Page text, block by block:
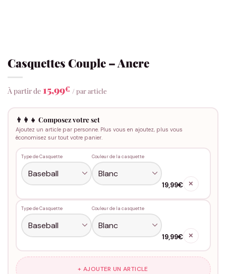
Casquettes Couple – Ancre
À partir de 15,99€ / par article
👨‍👩‍👧 Composez votre set
Ajoutez un article par personne. Plus vous en ajoutez, plus vous
économisez sur tout votre panier.
Type de Casquette Couleur de la casquette
19,99€ ✕
Type de Casquette Couleur de la casquette
19,99€ ✕
+ AJOUTER UN ARTICLE